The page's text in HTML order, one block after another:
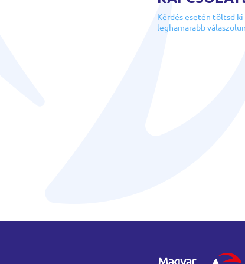
Kérdés esetén töltsd
leghamarabb